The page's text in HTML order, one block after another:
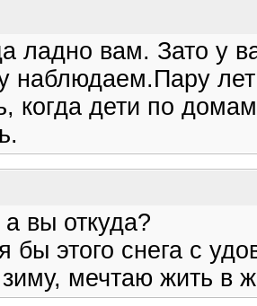
ладно вам. Зато у
наблюдаем.Пару
когда дети по
вы откуда?
бы этого снега с
мечтаю жить в